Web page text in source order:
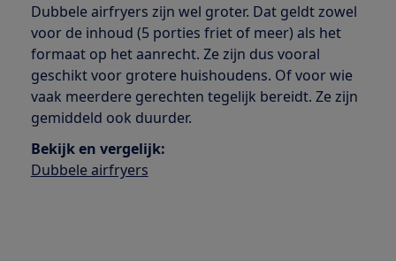
Dubbele airfryers zijn wel groter. Dat geldt zowel
voor de inhoud (5 porties friet of meer) als het
formaat op het aanrecht. Ze zijn dus vooral
geschikt voor grotere huishoudens. Of voor wie
vaak meerdere gerechten tegelijk bereidt. Ze zijn
gemiddeld ook duurder.
Bekijk en vergelijk:
Dubbele airfryers